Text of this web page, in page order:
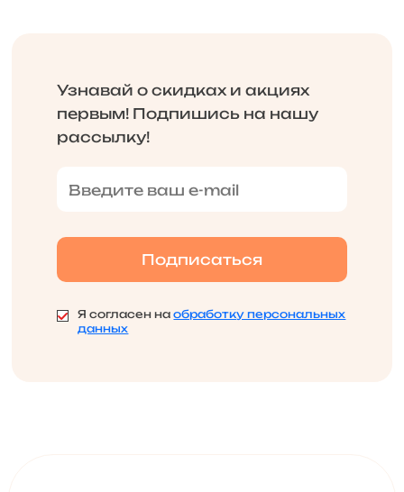
Узнавай о скидках и акциях
первым! Подпишись на нашу
рассылку!
Я согласен наобработку персональных
данных